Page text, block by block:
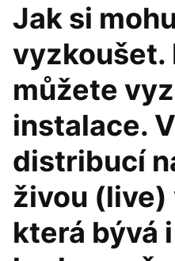
Jak si
vyzkoušet.
můžete
instalace.
distribucí
živou (live)
která bývá